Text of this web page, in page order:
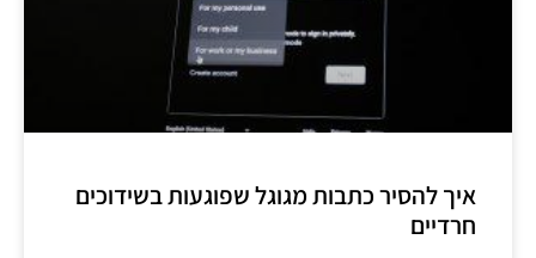
איך להסיר כתבות מגוגל שפוגעות בשידוכים
חרדיים